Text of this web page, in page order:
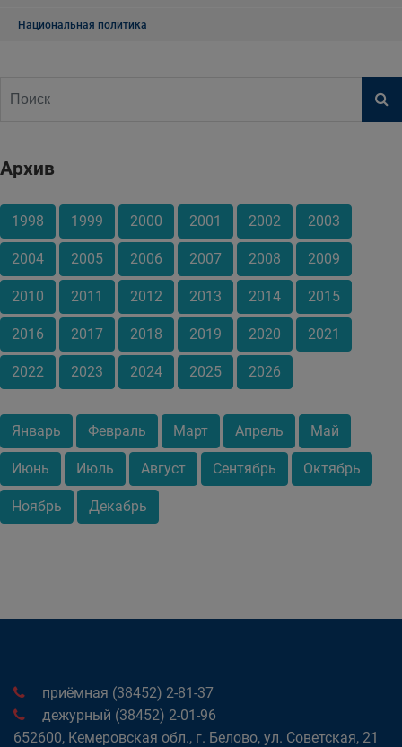
Национальная политика
Архив
1998 1999 2000 2001 2002 2003
2004 2005 2006 2007 2008 2009
2010 2011 2012 2013 2014 2015
2016 2017 2018 2019 2020 2021
2022 2023 2024 2025 2026
Январь Февраль Март Апрель Май
Июнь Июль Август Сентябрь Октябрь
Ноябрь Декабрь
приёмная (38452) 2-81-37
дежурный (38452) 2-01-96
652600, Кемеровская обл., г. Белово, ул. Советская, 21